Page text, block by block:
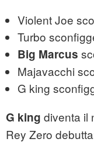
Violent Joe
Turbo
Big Marcus
Majavacchi
G king
G king diventa il
Rey Zero